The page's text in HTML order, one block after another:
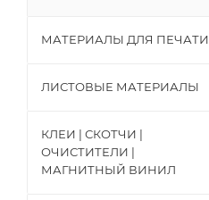
МАТЕРИАЛЫ ДЛЯ ПЕЧАТИ
ЛИСТОВЫЕ МАТЕРИАЛЫ
КЛЕИ | СКОТЧИ |
ОЧИСТИТЕЛИ |
МАГНИТНЫЙ ВИНИЛ